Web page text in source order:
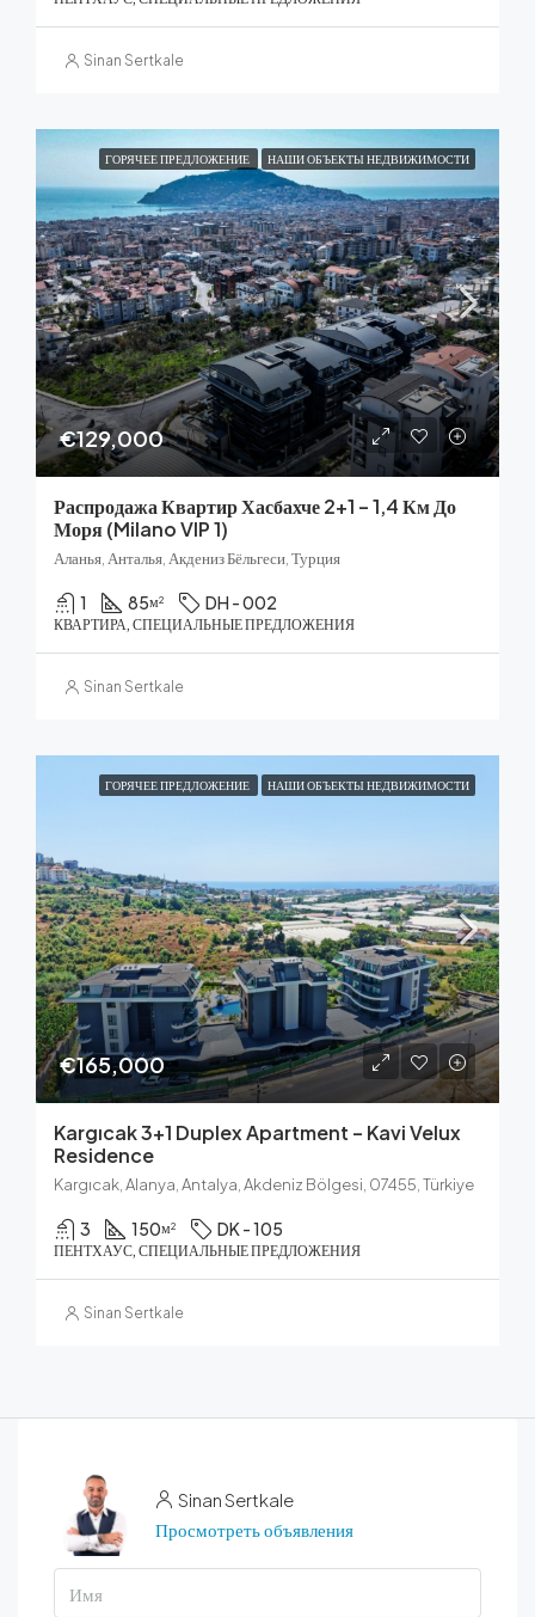
Sinan Sertkale
ГОРЯЧЕЕ ПРЕДЛОЖЕНИЕ НАШИ ОБЪЕКТЫ НЕДВИЖИМОСТИ
€129,000
Распродажа Квартир Хасбахче 2+1 – 1,4 Км До
Моря (Milano VIP 1)
Аланья, Анталья, Акдениз Бёльгеси, Турция
1 85м² DH - 002
КВАРТИРА, СПЕЦИАЛЬНЫЕ ПРЕДЛОЖЕНИЯ
Sinan Sertkale
ГОРЯЧЕЕ ПРЕДЛОЖЕНИЕ НАШИ ОБЪЕКТЫ НЕДВИЖИМОСТИ
€165,000
Kargıcak 3+1 Duplex Apartment – Kavi Velux
Residence
Kargıcak, Alanya, Antalya, Akdeniz Bölgesi, 07455, Türkiye
3 150м² DK - 105
ПЕНТХАУС, СПЕЦИАЛЬНЫЕ ПРЕДЛОЖЕНИЯ
Sinan Sertkale
Sinan Sertkale
Просмотреть объявления